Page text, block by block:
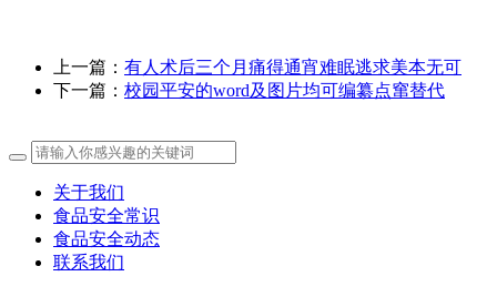
上一篇： 有人术后三个月痛得通宵难眠逃求美本无可
下一篇： 校园平安的word及图片均可编纂点窜替代
关于我们
食品安全常识
食品安全动态
联系我们